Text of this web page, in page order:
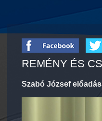
REMÉNY ÉS
Szabó József